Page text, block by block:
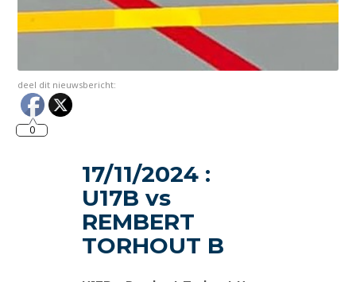
deel dit nieuwsbericht:
0
17/11/2024 :
U17B vs
REMBERT
TORHOUT B